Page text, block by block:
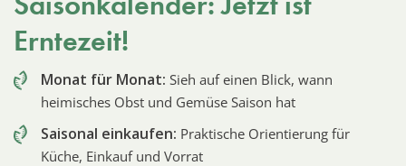
Erntezeit!
Monat für Monat: Sieh auf einen Blick, wann
heimisches Obst und Gemüse Saison hat
Saisonal einkaufen: Praktische Orientierung für
Küche, Einkauf und Vorrat